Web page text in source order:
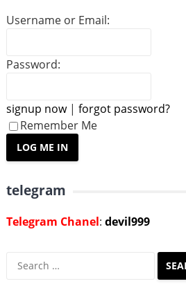
Username or Email:
Password:
signup now| forgot password?
Remember Me
telegram
Telegram Chanel: devil999
Search